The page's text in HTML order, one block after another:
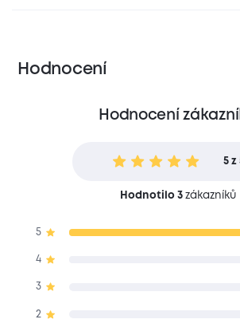
Hodnocení
Hodnocení
5 z
Hodnotilo 3zákazníků
5
4
3
2